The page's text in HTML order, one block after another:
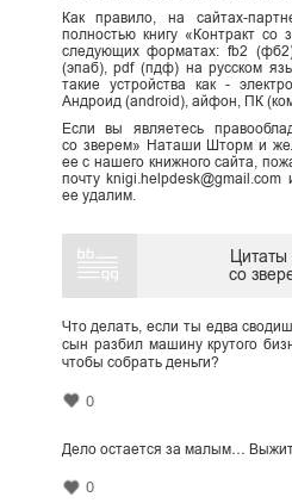
Как правило, на сайтах-
полностью книгу «Контракт
следующих форматах: fb2
(эпаб), pdf (пдф) на русском
такие устройства как -
Андроид (android), айфон, ПК
Если вы являетесь
со зверем» Наташи Шторм и
ее с нашего книжного сайта,
почту
ее удалим.
Цитаты
со
Что делать, если ты едва
сын разбил машину крутого
чтобы собрать деньги?
0
Дело остается за малым…
0